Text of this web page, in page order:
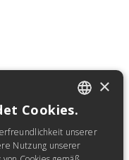
SPANISH
×
Cookies.
unserer
Nutzung unserer